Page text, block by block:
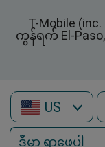
T-Mobile
ကွန်ရက် El-Paso,
US